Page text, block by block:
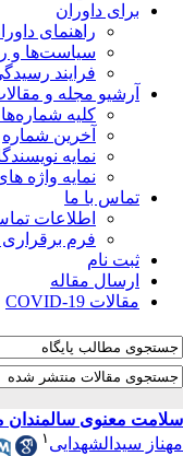
برای داوران
راهنمای
سیاست‌ها و
فرایند
آرشیو مجله و
کلیه
آخرین شماره
نمایه
نمایه واژه
تماس با ما
اطلاعات
فرم برقراری
ثبت نام
ارسال مقاله
مقالات COVID-19
سلامت معنوی سالمندان
مهناز سیدالشهدایی ۱